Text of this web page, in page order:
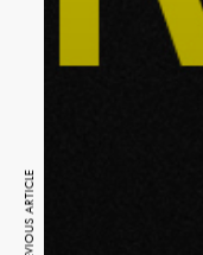
PREVIOUS ARTICLE